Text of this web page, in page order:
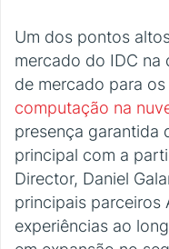
Um dos pontos
mercado do IDC na
de mercado para
computação na
presença garantida
principal com a
Director, Daniel
principais parceiros
experiências ao